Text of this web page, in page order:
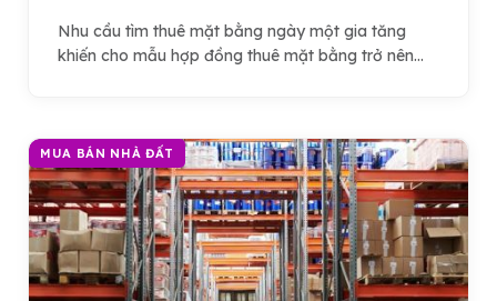
Nhu cầu tìm thuê mặt bằng ngày một gia tăng
khiến cho mẫu hợp đồng thuê mặt bằng trở nên…
MUA BÁN NHÀ ĐẤT